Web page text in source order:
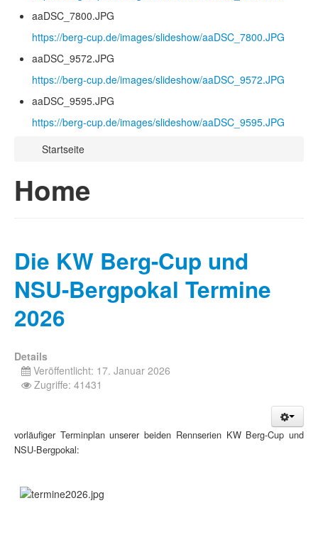
aaDSC_7800.JPG
https://berg-cup.de/images/slideshow/aaDSC_7800.JPG
aaDSC_9572.JPG
https://berg-cup.de/images/slideshow/aaDSC_9572.JPG
aaDSC_9595.JPG
https://berg-cup.de/images/slideshow/aaDSC_9595.JPG
Startseite
Home
Die KW Berg-Cup und
NSU-Bergpokal Termine
2026
Details
Veröffentlicht: 17. Januar 2026
Zugriffe: 41431
vorläufiger Terminplan unserer beiden Rennserien KW Berg-Cup und
NSU-Bergpokal: